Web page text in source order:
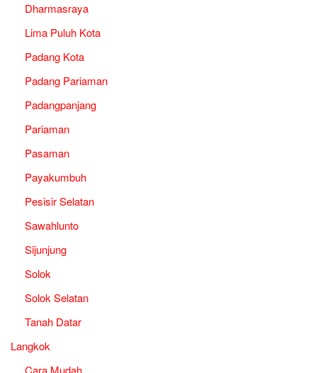
Dharmasraya
Lima Puluh Kota
Padang Kota
Padang Pariaman
Padangpanjang
Pariaman
Pasaman
Payakumbuh
Pesisir Selatan
Sawahlunto
Sijunjung
Solok
Solok Selatan
Tanah Datar
Langkok
Cara Mudah